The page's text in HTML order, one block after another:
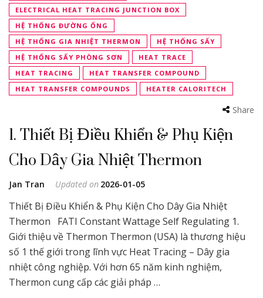
ELECTRICAL HEAT TRACING JUNCTION BOX
HỆ THỐNG ĐƯỜNG ỐNG
HỆ THỐNG GIA NHIỆT THERMON
HỆ THỐNG SẤY
HỆ THỐNG SẤY PHÒNG SƠN
HEAT TRACE
HEAT TRACING
HEAT TRANSFER COMPOUND
HEAT TRANSFER COMPOUNDS
HEATER CALORITECH
Share
1. Thiết Bị Điều Khiển & Phụ Kiện
Cho Dây Gia Nhiệt Thermon
Jan Tran Updated on 2026-01-05
Thiết Bị Điều Khiển & Phụ Kiện Cho Dây Gia Nhiệt
Thermon FATI Constant Wattage Self Regulating 1.
Giới thiệu về Thermon Thermon (USA) là thương hiệu
số 1 thế giới trong lĩnh vực Heat Tracing – Dây gia
nhiệt công nghiệp. Với hơn 65 năm kinh nghiệm,
Thermon cung cấp các giải pháp …